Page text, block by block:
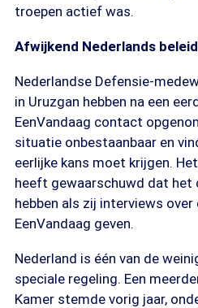
troepen actief was.
Afwijkend Nederlands beleid
Nederlandse Defensie-
in Uruzgan hebben na een
EenVandaag contact
situatie onbestaanbaar en
eerlijke kans moet krijgen.
heeft gewaarschuwd dat het
hebben als zij interviews
EenVandaag geven.
Nederland is één van de
speciale regeling. Een
Kamer stemde vorig jaar,